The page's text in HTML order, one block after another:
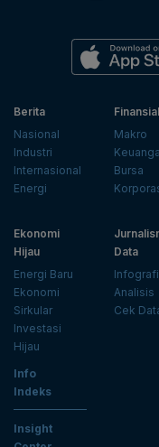
Berita
Nasional
Industri
Internasional
Energi
Finansial
Makro
Bursa
Ekonomi
Hijau
Energi Baru
Ekonomi
Sirkular
Investasi
Hijau
Data
Analisis
Cek
Info
Indeks
Insight